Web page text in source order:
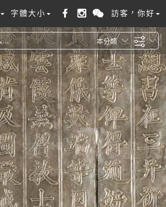
字體大小 訪客，你好
本分類
全站